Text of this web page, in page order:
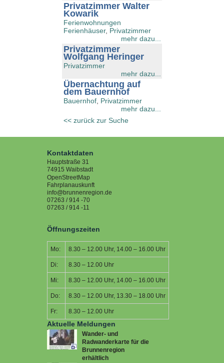
Privatzimmer Walter
Kowarik
Ferienwohnungen
Ferienhäuser, Privatzimmer
mehr dazu...
Privatzimmer
Wolfgang Heringer
Privatzimmer
mehr dazu...
Übernachtung auf
dem Bauernhof
Bauernhof, Privatzimmer
mehr dazu...
<< zurück zur Suche
Kontaktdaten
Hauptstraße 31
74915 Waibstadt
OpenStreetMap
Fahrplanauskunft
info@brunnenregion.de
07263 / 914 -70
07263 / 914 -11
Öffnungszeiten
Mo: 8.30 – 12.00 Uhr, 14.00 – 16.00 Uhr
Di: 8.30 – 12.00 Uhr
Mi: 8.30 – 12.00 Uhr, 14.00 – 16.00 Uhr
Do: 8.30 – 12.00 Uhr, 13.30 – 18.00 Uhr
Fr: 8.30 – 12.00 Uhr
Aktuelle Meldungen
Wander- und
Radwanderkarte für die
Brunnenregion
erhältlich